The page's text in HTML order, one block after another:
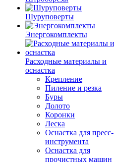
Шуруповерты
Энергокомплекты
Расходные материалы и
оснастка
Крепление
Пиление и резка
Буры
Долото
Коронки
Леска
Оснастка для пресс-
инструмента
Оснастка для
прочистных машин